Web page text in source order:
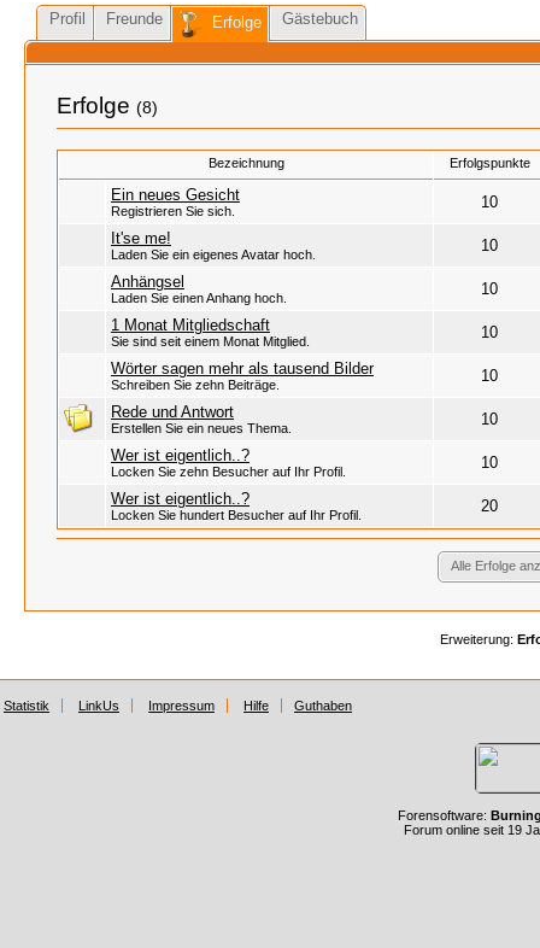
Profil Freunde Erfolge Gästebuch
Erfolge (8)
Bezeichnung Erfolgspunkte
Ein neues Gesicht
Registrieren Sie sich.
10
It'se me!
Laden Sie ein eigenes Avatar hoch.
10
Anhängsel
Laden Sie einen Anhang hoch.
10
1 Monat Mitgliedschaft
Sie sind seit einem Monat Mitglied.
10
Wörter sagen mehr als tausend Bilder
Schreiben Sie zehn Beiträge.
10
Rede und Antwort
Erstellen Sie ein neues Thema.
10
Wer ist eigentlich..?
Locken Sie zehn Besucher auf Ihr Profil.
10
Wer ist eigentlich..?
Locken Sie hundert Besucher auf Ihr Profil. 20
Alle Erfolge
Erweiterung:
Statistik LinkUs Impressum Hilfe Guthaben
Forensoftware:
Forum online seit 19